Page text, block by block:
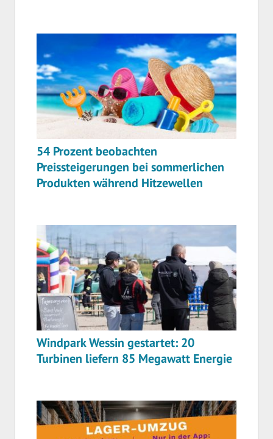
54 Prozent beobachten
Preissteigerungen bei sommerlichen
Produkten während Hitzewellen
Windpark Wessin gestartet: 20
Turbinen liefern 85 Megawatt Energie